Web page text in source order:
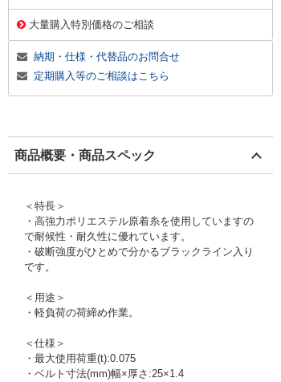
大量購入特別価格のご相談
納期・仕様・代替品のお問合せ
定期購入等のご相談はこちら
商品概要・商品スペック
＜特長＞
・高強力ポリエステル原着糸を使用していますの
で耐候性・耐久性に優れています。
・破断強度がひとめで分かるブラックライン入り
です。
＜用途＞
・軽負荷の荷締め作業。
＜仕様＞
・最大使用荷重(t):0.075
・ベルト寸法(mm)幅×厚さ:25×1.4